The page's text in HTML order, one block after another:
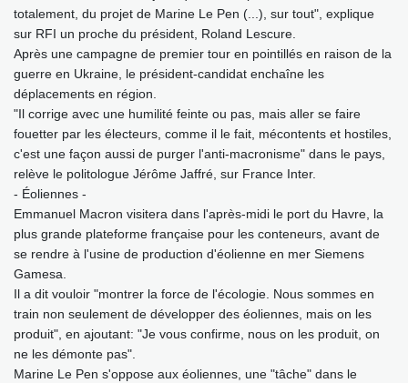
totalement, du projet de Marine Le Pen (...), sur tout", explique
sur RFI un proche du président, Roland Lescure.
Après une campagne de premier tour en pointillés en raison de la
guerre en Ukraine, le président-candidat enchaîne les
déplacements en région.
"Il corrige avec une humilité feinte ou pas, mais aller se faire
fouetter par les électeurs, comme il le fait, mécontents et hostiles,
c'est une façon aussi de purger l'anti-macronisme" dans le pays,
relève le politologue Jérôme Jaffré, sur France Inter.
- Éoliennes -
Emmanuel Macron visitera dans l'après-midi le port du Havre, la
plus grande plateforme française pour les conteneurs, avant de
se rendre à l'usine de production d'éolienne en mer Siemens
Gamesa.
Il a dit vouloir "montrer la force de l'écologie. Nous sommes en
train non seulement de développer des éoliennes, mais on les
produit", en ajoutant: "Je vous confirme, nous on les produit, on
ne les démonte pas".
Marine Le Pen s'oppose aux éoliennes, une "tâche" dans le